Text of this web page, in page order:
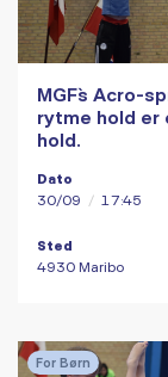
MGF`s Acro-
rytme hold er
hold.
Dato
30/09
/ 17:45
Sted
4930 Maribo
For Børn